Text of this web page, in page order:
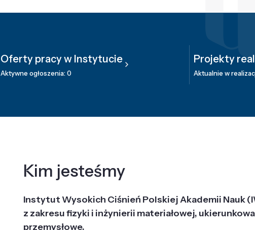
Oferty pracy w Instytucie
Aktywne ogłoszenia: 0
Projekty
Aktualnie w
Kim jesteśmy
Instytut Wysokich Ciśnień Polskiej Akademii Nauk
z zakresu fizyki i inżynierii materiałowej,
przemysłowe.